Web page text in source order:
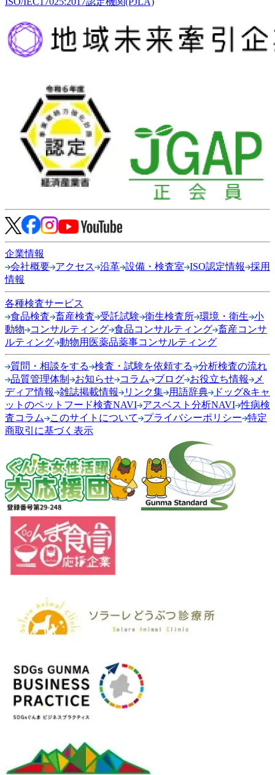
企業情報
会社概要 アクセス 沿革 設備・検査室 ISO認定情報
採用
情報
各種検査サービス
食品検査 畜産検査 受託試験 衛生検査所 環境・衛生 小
動物
コンサルティング 食品コンサルティング 畜産コンサ
ルティング 動物用医薬品薬事コンサルティング
質問・相談をする 検査・試験を依頼する
分析検査の流れ
品質管理体制
お知らせ コラム ブログ お役立ち情報
メ
ディア情報
雑誌掲載情報 リンク集 用語辞典
ドッグ&キャ
ットのペットフード検査NAVI アスベスト分析NAVI 性病検
査コラム
このサイトについて プライバシーポリシー 特定
商取引に基づく表示